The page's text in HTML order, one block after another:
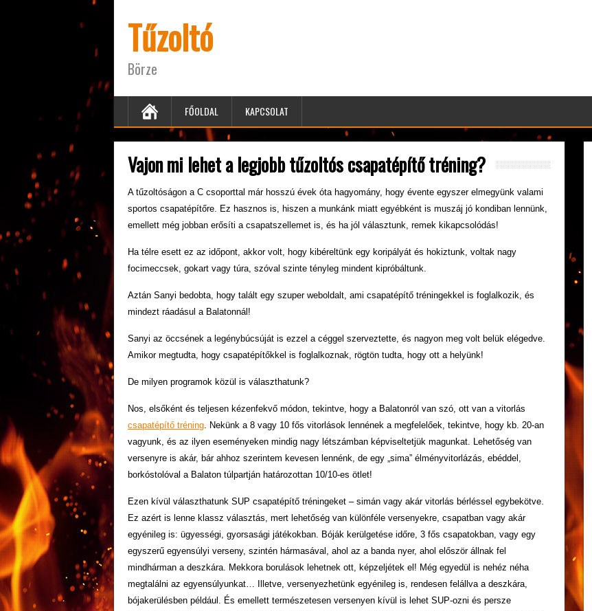
Tűzoltó
Börze
FŐOLDAL KAPCSOLAT
Vajon mi lehet a legjobb tűzoltós csapatépítő tréning?
A tűzoltóságon a C csoporttal már hosszú évek óta hagyomány, hogy évente egyszer elmegyünk valami
sportos csapatépítőre. Ez hasznos is, hiszen a munkánk miatt egyébként is muszáj jó kondiban lennünk,
emellett még jobban erősíti a csapatszellemet is, és ha jól választunk, remek kikapcsolódás!
Ha télre esett ez az időpont, akkor volt, hogy kibéreltünk egy koripályát és hokiztunk, voltak nagy
focimeccsek, gokart vagy túra, szóval szinte tényleg mindent kipróbáltunk.
Aztán Sanyi bedobta, hogy talált egy szuper weboldalt, ami csapatépítő tréningekkel is foglalkozik, és
mindezt ráadásul a Balatonnál!
Sanyi az öccsének a legénybúcsúját is ezzel a céggel szerveztette, és nagyon meg volt belük elégedve.
Amikor megtudta, hogy csapatépítőkkel is foglalkoznak, rögtön tudta, hogy ott a helyünk!
De milyen programok közül is választhatunk?
Nos, elsőként és teljesen kézenfekvő módon, tekintve, hogy a Balatonról van szó, ott van a vitorlás
csapatépítő tréning. Nekünk a 8 vagy 10 fős vitorlások lennének a megfelelőek, tekintve, hogy kb. 20-an
vagyunk, és az ilyen eseményeken mindig nagy létszámban képviseltetjük magunkat. Lehetőség van
versenyre is akár, bár ahhoz szerintem kevesen lennénk, de egy „sima” élményvitorlázás, ebéddel,
borkóstolóval a Balaton túlpartján határozottan 10/10-es ötlet!
Ezen kívül választhatunk SUP csapatépítő tréningeket – simán vagy akár vitorlás bérléssel egybekötve.
Ez azért is lenne klassz választás, mert lehetőség van különféle versenyekre, csapatban vagy akár
egyénileg is: ügyességi, gyorsasági játékokban. Bóják kerülgetése időre, 3 fős csapatokban, vagy egy
egyszerű egyensúlyi verseny, szintén hármasával, ahol az a banda nyer, ahol először állnak fel
mindhárman a deszkára. Mekkora borulások lehetnek ott, képzeljétek el! Még egyedül is nehéz néha
megtalálni az egyensúlyunkat… Illetve, versenyezhetünk egyénileg is, rendesen felállva a deszkára,
bójakerülésben például. És emellett természetesen versenyen kívül is lehet SUP-ozni és persze